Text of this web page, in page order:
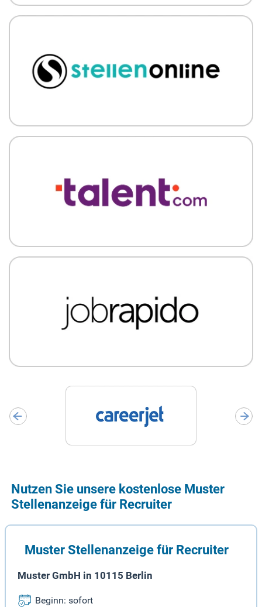
Nutzen Sie unsere kostenlose Muster
Stellenanzeige für Recruiter
Muster Stellenanzeige für Recruiter
Muster GmbH in 10115 Berlin
Beginn: sofort